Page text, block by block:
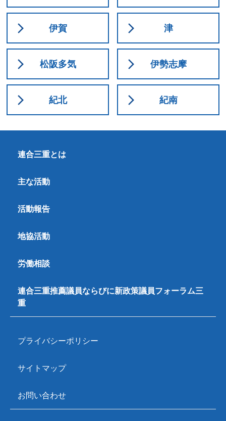
伊賀 津
松阪多気 伊勢志摩
紀北 紀南
連合三重とは
主な活動
活動報告
地協活動
労働相談
連合三重推薦議員ならびに新政策議員フォーラム三
重
プライバシーポリシー
サイトマップ
お問い合わせ